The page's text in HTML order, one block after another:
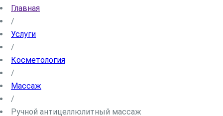
Блог
Новости
Цены
Контакты
Cтудии в Москве
Центр косметологии
Главная
/
Услуги
/
Косметология
/
Массаж
/
Ручной антицеллюлитный массаж